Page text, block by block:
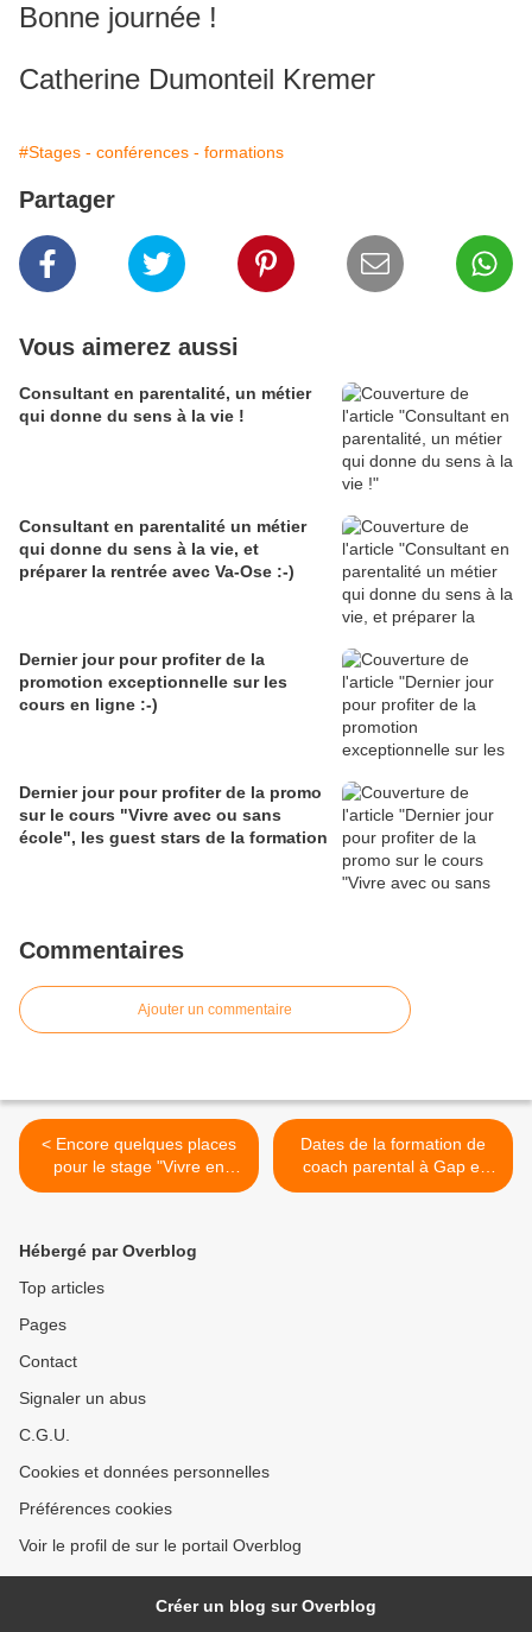
Bonne journée !
Catherine Dumonteil Kremer
#Stages - conférences - formations
Partager
Vous aimerez aussi
Consultant en parentalité, un métier
qui donne du sens à la vie !
Consultant en parentalité un métier
qui donne du sens à la vie, et
préparer la rentrée avec Va-Ose :-)
Dernier jour pour profiter de la
promotion exceptionnelle sur les
cours en ligne :-)
Dernier jour pour profiter de la promo
sur le cours "Vivre avec ou sans
école", les guest stars de la formation
Commentaires
Ajouter un commentaire
< Encore quelques places
pour le stage "Vivre en
famille" à Lyon
Dates de la formation de
coach parental à Gap et
prochains stages parentaux
Hébergé par Overblog
Top articles
Pages
Contact
Signaler un abus
C.G.U.
Cookies et données personnelles
Préférences cookies
Voir le profil de sur le portail Overblog
Créer un blog sur Overblog